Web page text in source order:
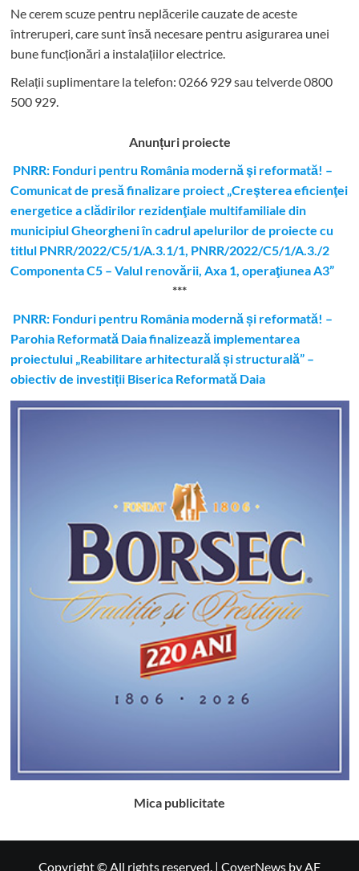
Ne cerem scuze pentru neplăcerile cauzate de aceste
întreruperi, care sunt însă necesare pentru asigurarea unei
bune funcționări a instalațiilor electrice.
Relații suplimentare la telefon: 0266 929 sau telverde 0800
500 929.
Anunțuri proiecte
PNRR: Fonduri pentru România modernă şi reformată! –
Comunicat de presă finalizare proiect „Creşterea eficienţei
energetice a clădirilor rezidenţiale multifamiliale din
municipiul Gheorgheni în cadrul apelurilor de proiecte cu
titlul PNRR/2022/C5/1/A.3.1/1, PNRR/2022/C5/1/A.3./2
Componenta C5 – Valul renovării, Axa 1, operaţiunea A3”
***
PNRR: Fonduri pentru România modernă și reformată! –
Parohia Reformată Daia finalizează implementarea
proiectului „Reabilitare arhitecturală și structurală” –
obiectiv de investiții Biserica Reformată Daia
Mica publicitate
Copyright © All rights reserved. | CoverNews by AF